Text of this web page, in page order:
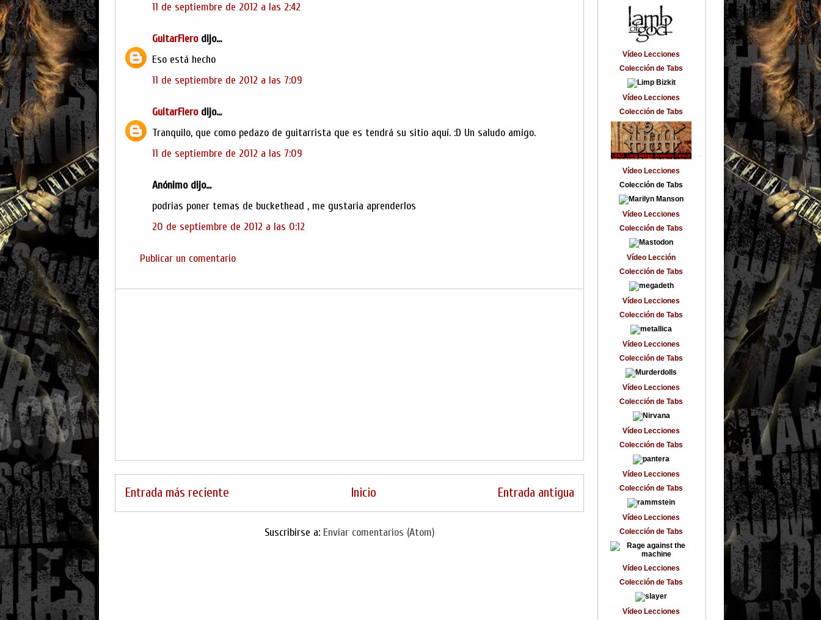
11 de septiembre de 2012 a las 2:42
GuitarFierodijo...
Eso está hecho
11 de septiembre de 2012 a las 7:09
GuitarFierodijo...
Tranquilo, que como pedazo de guitarrista que es tendrá su sitio aquí. :D Un saludo amigo.
11 de septiembre de 2012 a las 7:09
Anónimo dijo...
podrias poner temas de buckethead , me gustaria aprenderlos
20 de septiembre de 2012 a las 0:12
Publicar un comentario
Entrada más reciente Entrada antigua
Inicio
Suscribirse a: Enviar comentarios (Atom)
Vídeo Lecciones
Colección de Tabs
Vídeo Lecciones
Colección de Tabs
Vídeo Lecciones
Colección de Tabs
Vídeo Lecciones
Colección de Tabs
Vídeo Lección
Colección de Tabs
Vídeo Lecciones
Colección de Tabs
Vídeo Lecciones
Colección de Tabs
Vídeo Lecciones
Colección de Tabs
Vídeo Lecciones
Colección de Tabs
Vídeo Lecciones
Colección de Tabs
Vídeo Lecciones
Colección de Tabs
Vídeo Lecciones
Colección de Tabs
Vídeo Lecciones